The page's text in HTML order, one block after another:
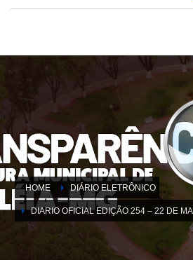
HOME DIÁRIO ELETRÔNICO
DIARIO OFICIAL EDIÇÃO 254 – 22 DE